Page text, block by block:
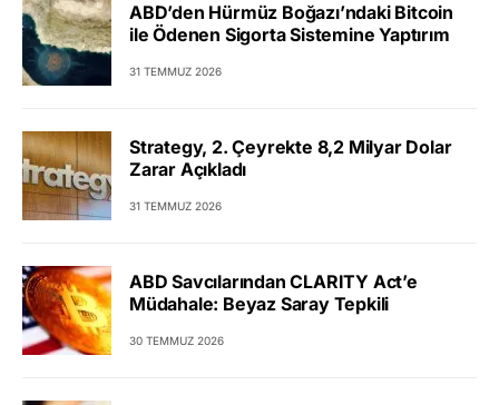
ABD’den Hürmüz Boğazı’ndaki Bitcoin
ile Ödenen Sigorta Sistemine Yaptırım
31 TEMMUZ 2026
Strategy, 2. Çeyrekte 8,2 Milyar Dolar
Zarar Açıkladı
31 TEMMUZ 2026
ABD Savcılarından CLARITY Act’e
Müdahale: Beyaz Saray Tepkili
30 TEMMUZ 2026